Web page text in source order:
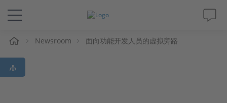
解决方案&产品
Support
Newsroom 面向功能开发人员的虚拟旁路